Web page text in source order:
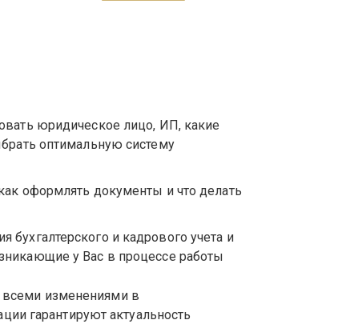
юридическое лицо, ИП, какие
оптимальную систему
оформлять документы и что делать
и кадрового учета и
у Вас в процессе работы
всеми изменениями в
гарантируют актуальность